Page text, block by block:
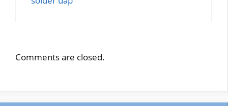
Comments are closed.